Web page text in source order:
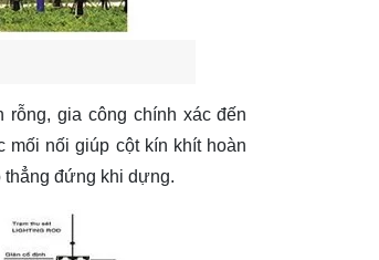
gia công chính xác đến
mối nối giúp cột kín khít hoàn
đứng khi dựng.